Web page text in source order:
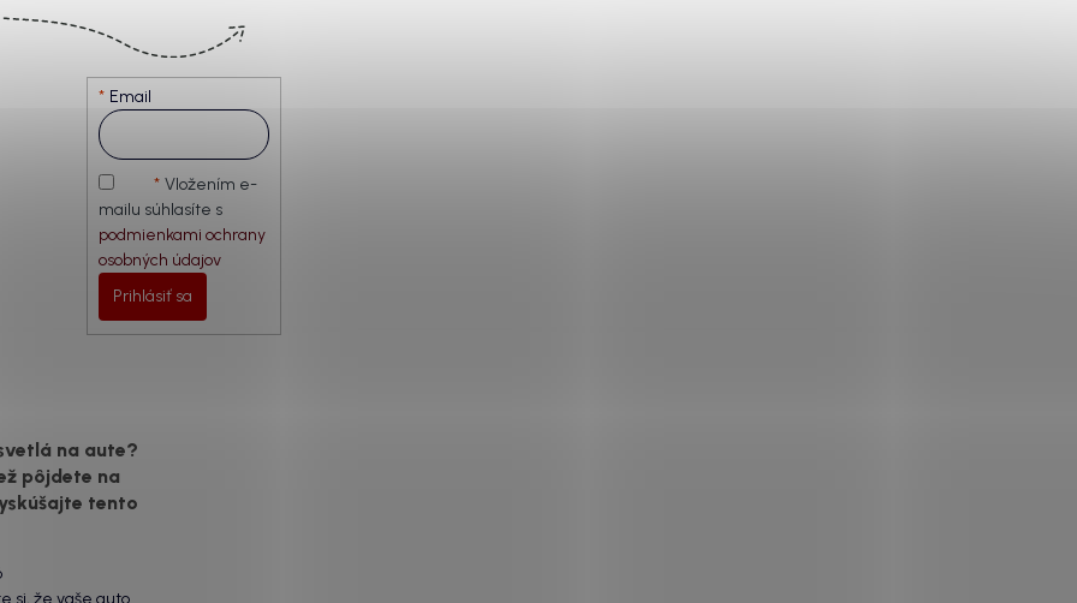
Email
Vložením e-
mailu súhlasíte s
podmienkami ochrany
osobných údajov
Prihlásiť sa
na aute?
pôjdete na
tento
si, že vaše auto